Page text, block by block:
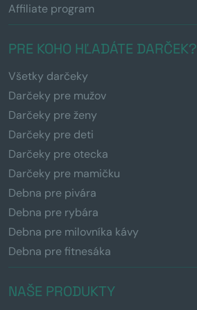
Affiliate program
PRE KOHO HĽADÁTE DARČEK?
Všetky darčeky
Darčeky pre mužov
Darčeky pre ženy
Darčeky pre deti
Darčeky pre otecka
Darčeky pre mamičku
Debna pre pivára
Debna pre rybára
Debna pre milovníka kávy
Debna pre fitnesáka
NAŠE PRODUKTY